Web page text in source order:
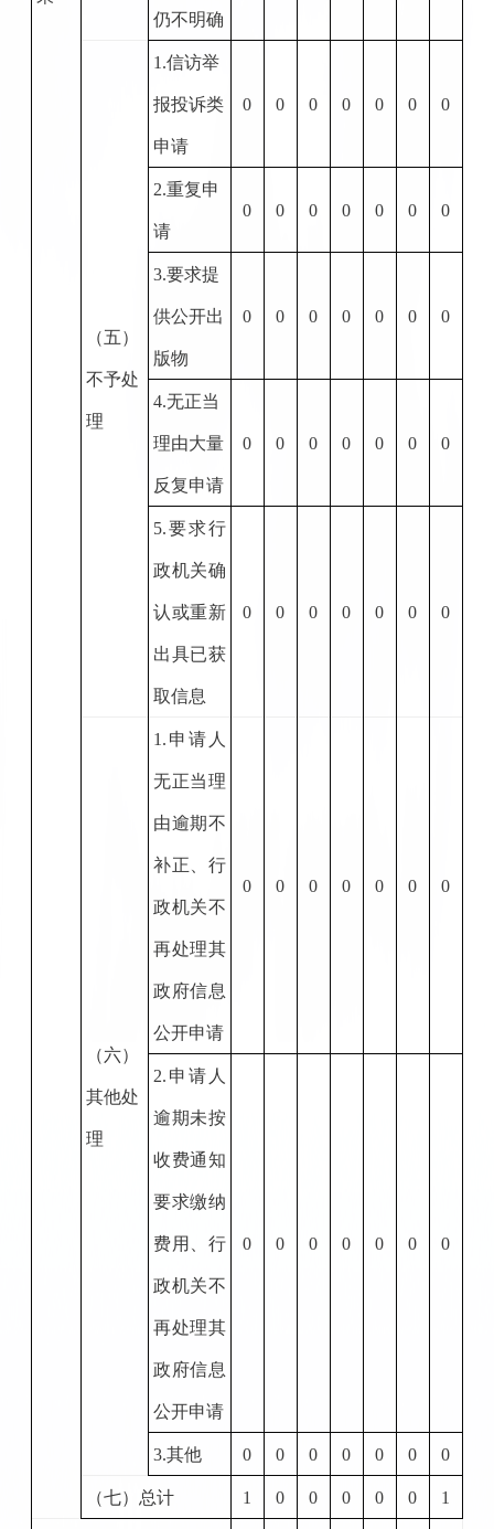
仍不明确
（五）
不予处
理
1.信访举
报投诉类
申请
0 0 0 0 0 0 0
2.重复申
请
0 0 0 0 0 0 0
3.要求提
供公开出
版物
0 0 0 0 0 0 0
4.无正当
理由大量
反复申请
0 0 0 0 0 0 0
5.要求行
政机关确
认或重新
出具已获
取信息
0 0 0 0 0 0 0
（六）
其他处
理
1. 申请人
无正当理
由逾期不
补正、行
政机关不
再处理其
政府信息
公开申请
0 0 0 0 0 0 0
2. 申请人
逾期未按
收费通知
要求缴纳
费用、行
政机关不
再处理其
政府信息
公开申请
0 0 0 0 0 0 0
3.其他 0 0 0 0 0 0 0
（七）总计 1 0 0 0 0 0 1